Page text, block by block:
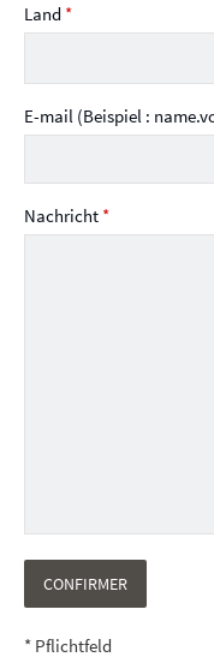
Land *
E-mail (Beispiel :
Nachricht *
CONFIRMER
* Pflichtfeld